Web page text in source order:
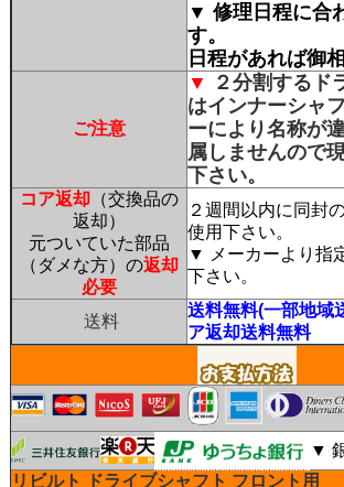
▼ 修理日程に合
す。
日程があれば御
ご注意
▼
２分割するド
はインナーシャ
ーにより名称が
属しませんので
下さい。
コア返却（交換品の
返却）
元ついていた部品
（ダメな方）の返却
必要
２週間以内に同封
使用下さい。
▼ メーカーより指
下さい。
送料
送料無料(一部地域
ア返却送料無料
▼
リビルト ドライブシャフト フロント用